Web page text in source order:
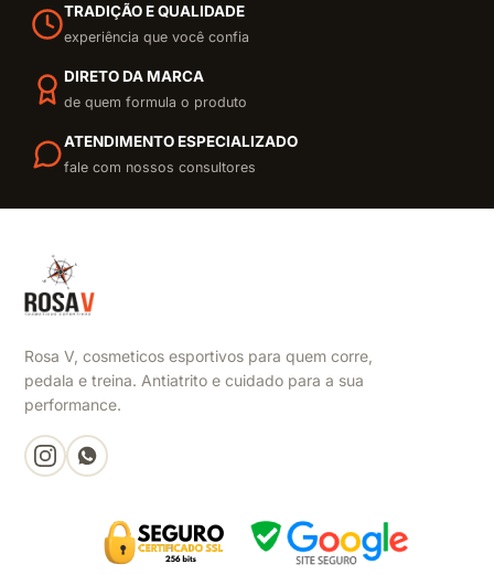
TRADIÇÃO E QUALIDADE
experiência que você confia
DIRETO DA MARCA
de quem formula o produto
ATENDIMENTO ESPECIALIZADO
fale com nossos consultores
Rosa V, cosmeticos esportivos para quem corre,
pedala e treina. Antiatrito e cuidado para a sua
performance.